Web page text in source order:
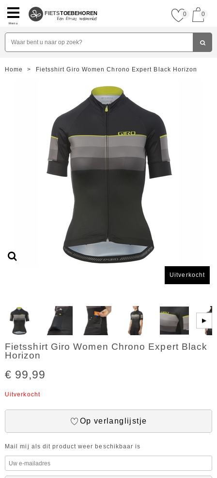
Menu
FIETSTOEBEHOREN 0 0
Home > Fietsshirt Giro Women Chrono Expert Black Horizon
Uitverkocht
▶
Fietsshirt Giro Women Chrono Expert Black
Horizon
€ 99,99
Uitverkocht
Op verlanglijstje
Mail mij als dit product weer beschikbaar is